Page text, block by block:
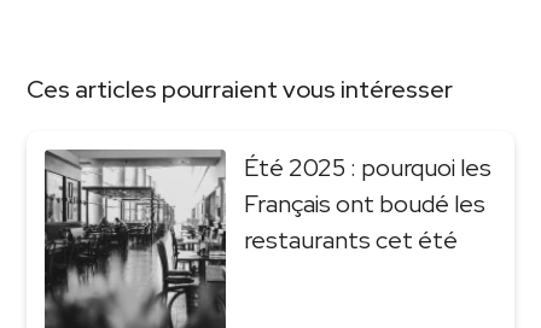
Ces articles pourraient vous intéresser
Été 2025 : pourquoi les
Français ont boudé les
restaurants cet été